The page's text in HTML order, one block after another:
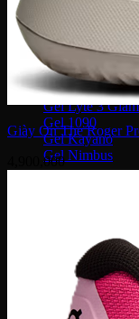
Reebok Club
Reebok
Giày Asics
Gel Lyte 3
Gel 1090
Gel Kayano
Gel Nimbus
NB 1906R
NB 2002R
Giày Converse
Giày On The Roger
4,900,000